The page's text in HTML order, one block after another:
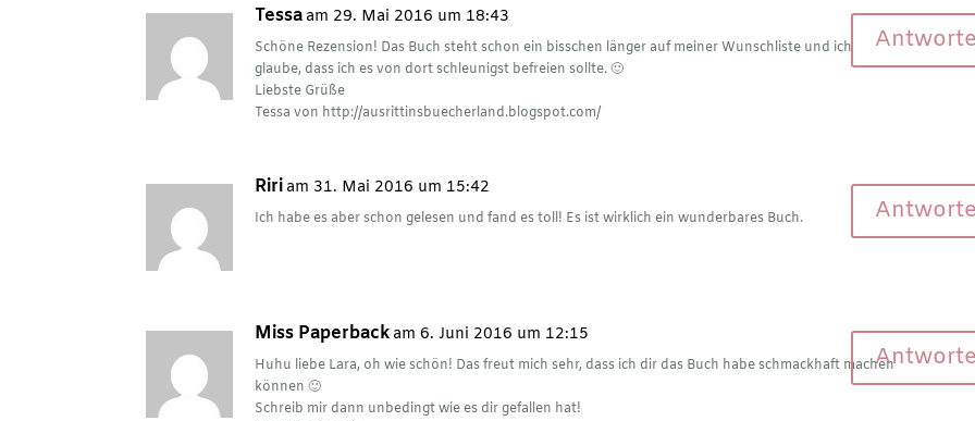
Tessa am 29. Mai 2016 um 18:43
Schöne Rezension! Das Buch steht schon ein bisschen länger auf meiner Wunschliste und ich
glaube, dass ich es von dort schleunigst befreien sollte. 🙂
Liebste Grüße
Tessa von http://ausrittinsbuecherland.blogspot.com/
Riri am 31. Mai 2016 um 15:42
Ich habe es aber schon gelesen und fand es toll! Es ist wirklich ein wunderbares Buch.
Miss Paperback am 6. Juni 2016 um 12:15
Huhu liebe Lara, oh wie schön! Das freut mich sehr, dass ich dir das Buch habe schmackhaft machen
können 🙂
Schreib mir dann unbedingt wie es dir gefallen hat!